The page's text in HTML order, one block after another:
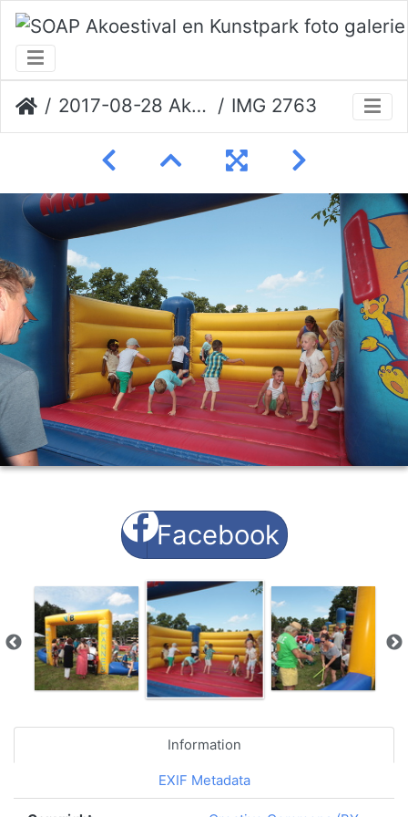
2017-08-28 Akoestival Erik Veerman IMG 2763
Facebook
Information
EXIF Metadata